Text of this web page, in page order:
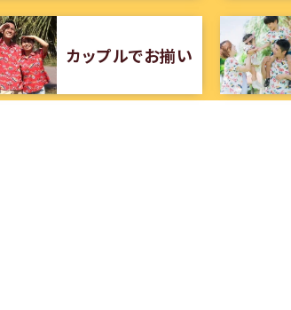
カップルでお揃い